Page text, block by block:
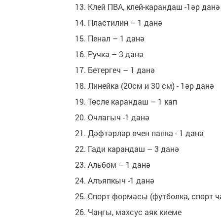
13. Клей ПВА, клей-карандаш -1әр данә
14. Пластилин – 1 данә
15. Пенал – 1 данә
16. Ручка – 3 данә
17. Бетергеч – 1 данә
18. Линейка (20см и 30 см) - 1әр данә
19. Төсле карандаш – 1 кап
20. Очлагыч -1 данә
21. Дәфтәрләр өчен папка - 1 данә
22. Гади карандаш – 3 данә
23. Альбом – 1 данә
24. Алъяпкыч -1 данә
25. Спорт формасы (футболка, спорт
26. Чаңгы, махсус аяк киеме